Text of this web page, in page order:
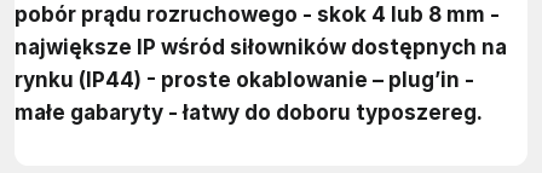
pobór prądu rozruchowego - skok 4 lub 8 mm -
największe IP wśród siłowników dostępnych na
rynku (IP44) - proste okablowanie – plug’in -
małe gabaryty - łatwy do doboru typoszereg.